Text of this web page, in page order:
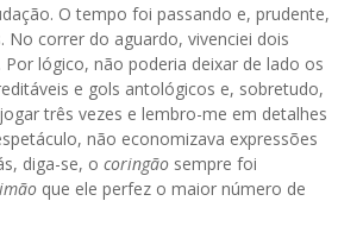
O tempo foi passando e, prudente,
No correr do aguardo, vivenciei dois
lógico, não poderia deixar de lado os
e gols antológicos e, sobretudo,
três vezes e lembro-me em detalhes
não economizava expressões
diga-se, o coringão sempre foi
que ele perfez o maior número de